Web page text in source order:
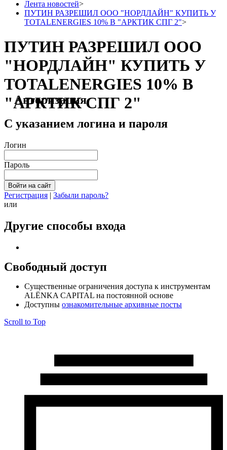
Лента новостей>
ПУТИН РАЗРЕШИЛ ООО "НОРДЛАЙН" КУПИТЬ У
TOTALENERGIES 10% В "АРКТИК СПГ 2">
ПУТИН РАЗРЕШИЛ ООО
"НОРДЛАЙН" КУПИТЬ У
TOTALENERGIES 10% В
"АРКТИК СПГ 2"
Авторизация
С указанием логина и пароля
Логин
Пароль
Регистрация | Забыли пароль?
или
Другие способы входа
Свободный доступ
Cущественные ограничения доступа к инструментам
ALЁNKA CAPITAL на постоянной основе
Доступны ознакомительные архивные посты
Scroll to Top